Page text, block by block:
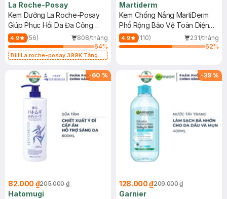
La Roche-Posay
Kem Dưỡng La Roche-Posay
Giúp Phục Hồi Da Đa Công
Dụng 40ml
4.9 (56)
808/tháng
64%
Bill La roche-posay 399K Tặng
(SL có hạn)
Martiderm
Kem Chống Nắng MartiDerm
Phổ Rộng Bảo Vệ Toàn Diện
40ml
4.9 (110)
231/tháng
62%
-60 %
82.000 ₫205.000 ₫
Hatomugi
-39 %
128.000 ₫209.000 ₫
Garnier